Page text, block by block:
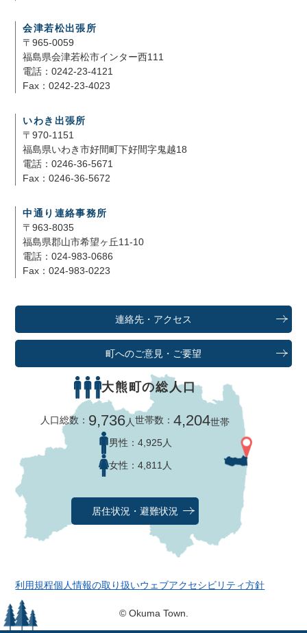
会津若松出張所
〒965-0059
福島県会津若松市インター西111
電話：0242-23-4121
Fax：0242-23-4023
いわき出張所
〒970-1151
福島県いわき市好間町下好間字鬼越18
電話：0246-36-5671
Fax：0246-36-5672
中通り連絡事務所
〒963-8035
福島県郡山市希望ヶ丘11-10
電話：024-983-0686
Fax：024-983-0223
連絡先・アクセス
町へのご意見・ご要望
大熊町の総人口
人口総数： 9,736人世帯数：4,204世帯
男性： 4,925人
女性： 4,811人
居住状況・避難状況
利用規程個人情報の取り扱いウェブアクセシビリティ方針
© Okuma Town.